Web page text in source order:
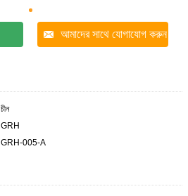
আমাদের সাথে যোগাযোগ করুন
চীন
GRH
GRH-005-A